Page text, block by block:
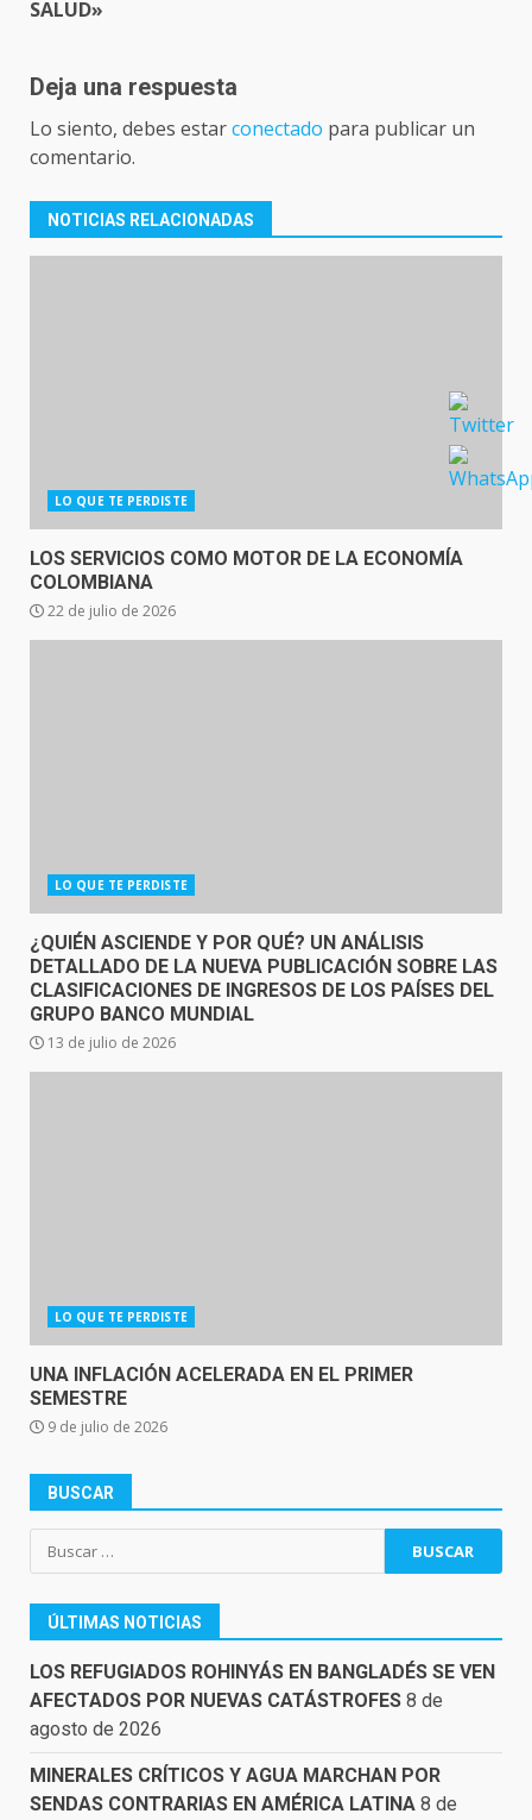
SALUD»
Deja una respuesta
Lo siento, debes estarconectado para publicar un
comentario.
NOTICIAS RELACIONADAS
LO QUE TE PERDISTE
LOS SERVICIOS COMO MOTOR DE LA ECONOMÍA
COLOMBIANA
22 de julio de 2026
LO QUE TE PERDISTE
¿QUIÉN ASCIENDE Y POR QUÉ? UN ANÁLISIS
DETALLADO DE LA NUEVA PUBLICACIÓN SOBRE LAS
CLASIFICACIONES DE INGRESOS DE LOS PAÍSES DEL
GRUPO BANCO MUNDIAL
13 de julio de 2026
LO QUE TE PERDISTE
UNA INFLACIÓN ACELERADA EN EL PRIMER
SEMESTRE
9 de julio de 2026
BUSCAR
Buscar:
ÚLTIMAS NOTICIAS
LOS REFUGIADOS ROHINYÁS EN BANGLADÉS SE VEN
AFECTADOS POR NUEVAS CATÁSTROFES 8 de
agosto de 2026
MINERALES CRÍTICOS Y AGUA MARCHAN POR
SENDAS CONTRARIAS EN AMÉRICA LATINA 8 de